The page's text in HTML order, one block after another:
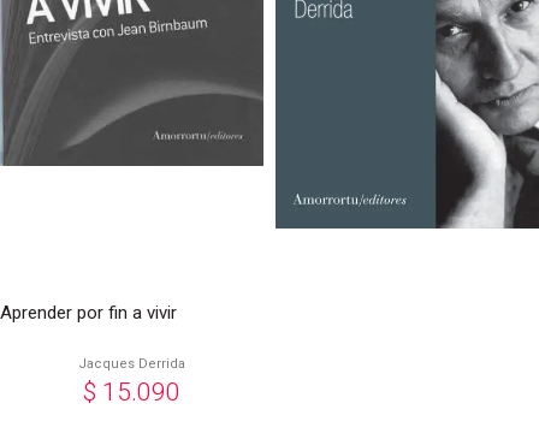
Aprender por fin a vivir
Jacques Derrida
$ 15.090